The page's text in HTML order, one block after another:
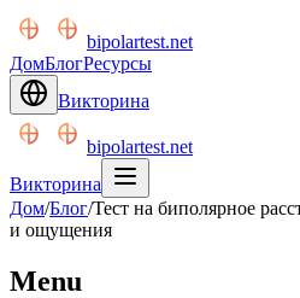
bipolartest.net
ДомБлогРесурсы
Викторина
bipolartest.net
Викторина
Дом/Блог/Тест на биполярное
и ощущения
Menu